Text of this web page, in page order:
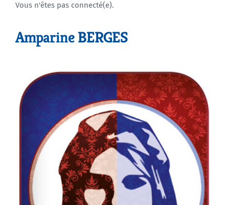
Agenda
Vous n'êtes pas connecté(e).
Amparine BERGES